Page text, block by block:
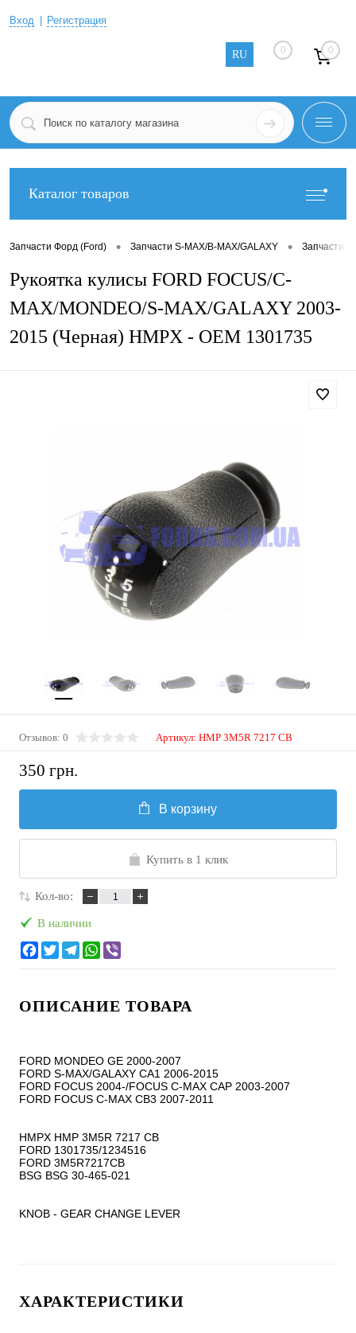
Вход Регистрация
RU 0 0
Каталог товаров
Запчасти Форд (Ford) • Запчасти S-MAX/B-MAX/GALAXY • Запчасти
Рукоятка кулисы FORD FOCUS/C-
MAX/MONDEO/S-MAX/GALAXY 2003-
2015 (Черная) HMPX - OEM 1301735
Отзывов: 0 Артикул: HMP 3M5R 7217 CB
350 грн.
В корзину
Купить в 1 клик
Кол-во:
В наличии
ОПИСАНИЕ ТОВАРА
FORD MONDEO GE 2000-2007
FORD S-MAX/GALAXY CA1 2006-2015
FORD FOCUS 2004-/FOCUS C-MAX CAP 2003-2007
FORD FOCUS C-MAX CB3 2007-2011
HMPX HMP 3M5R 7217 CB
FORD 1301735/1234516
FORD 3M5R7217CB
BSG BSG 30-465-021
KNOB - GEAR CHANGE LEVER
ХАРАКТЕРИСТИКИ